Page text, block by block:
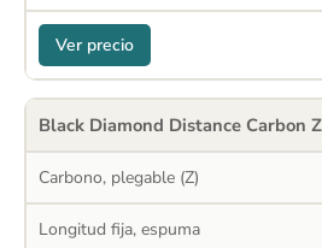
Ver precio
Black Diamond Distance Carbon Z
Carbono, plegable (Z)
Longitud fija, espuma